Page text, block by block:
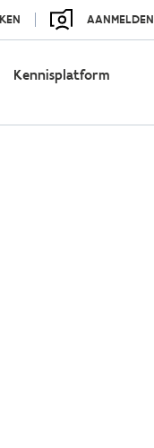
AANMELDEN
Kennisplatform